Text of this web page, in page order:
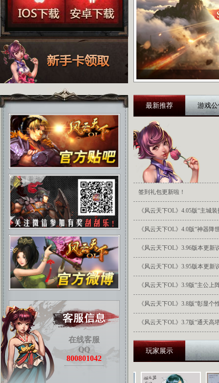
在线客服
QQ
800801042
最新推荐 游戏
签到礼包更新啦！
《风云天下OL》4.05版“主城
《风云天下OL》4.0版“神器降
《风云天下OL》3.96版本更新
《风云天下OL》3.95版本更新
《风云天下OL》3.9版“主公上
《风云天下OL》3.8版“彰显个
《风云天下OL》3.7版“通天高
玩家展示